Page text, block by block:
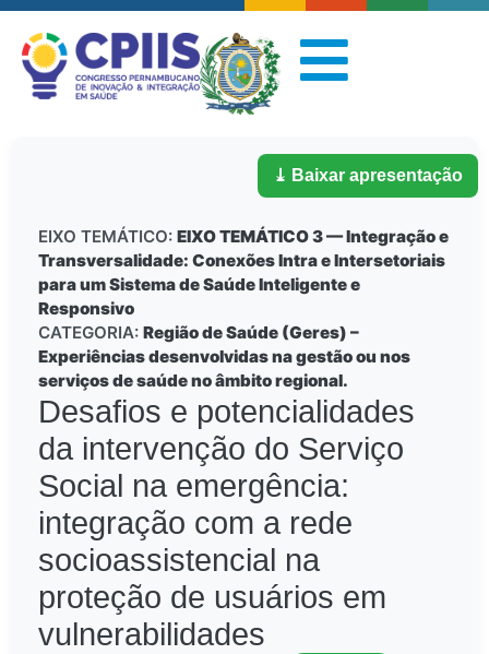
⤓ Baixar apresentação
EIXO TEMÁTICO: EIXO TEMÁTICO 3 — Integração e
Transversalidade: Conexões Intra e Intersetoriais
para um Sistema de Saúde Inteligente e
Responsivo
CATEGORIA: Região de Saúde (Geres) –
Experiências desenvolvidas na gestão ou nos
serviços de saúde no âmbito regional.
Desafios e potencialidades
da intervenção do Serviço
Social na emergência:
integração com a rede
socioassistencial na
proteção de usuários em
vulnerabilidades